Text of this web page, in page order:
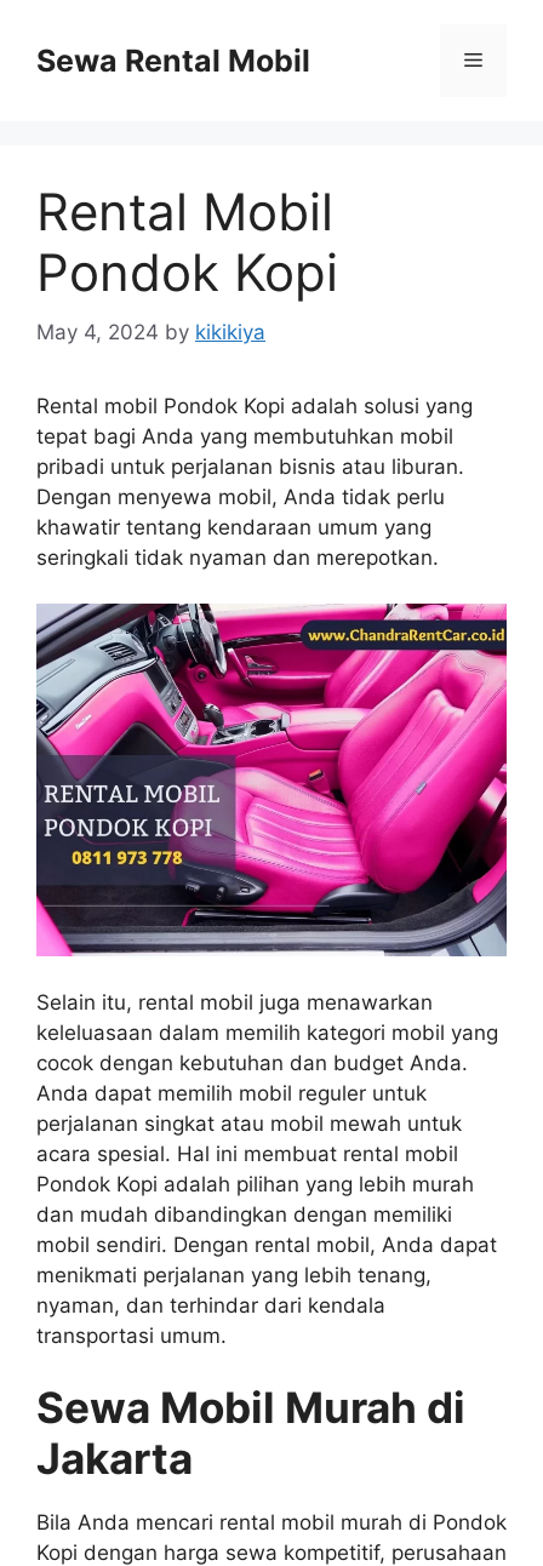
contentSewa Rental Mobil Menu
Rental Mobil
Pondok Kopi
May 4, 2024 by kikikiya
Rental mobil Pondok Kopi adalah solusi yang
tepat bagi Anda yang membutuhkan mobil
pribadi untuk perjalanan bisnis atau liburan.
Dengan menyewa mobil, Anda tidak perlu
khawatir tentang kendaraan umum yang
seringkali tidak nyaman dan merepotkan.
Selain itu, rental mobil juga menawarkan
keleluasaan dalam memilih kategori mobil yang
cocok dengan kebutuhan dan budget Anda.
Anda dapat memilih mobil reguler untuk
perjalanan singkat atau mobil mewah untuk
acara spesial. Hal ini membuat rental mobil
Pondok Kopi adalah pilihan yang lebih murah
dan mudah dibandingkan dengan memiliki
mobil sendiri. Dengan rental mobil, Anda dapat
menikmati perjalanan yang lebih tenang,
nyaman, dan terhindar dari kendala
transportasi umum.
Sewa Mobil Murah di
Jakarta
Bila Anda mencari rental mobil murah di Pondok
Kopi dengan harga sewa kompetitif, perusahaan